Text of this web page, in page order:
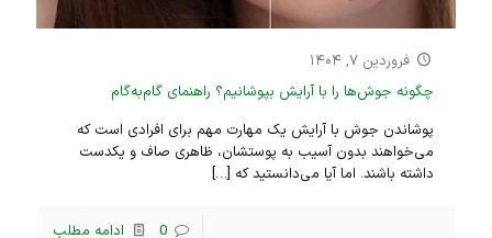
فروردین ۷, ۱۴۰۴
چگونه جوش‌ها را با آرایش بپوشانیم؟ راهنمای گام‌به‌گام
پوشاندن جوش با آرایش یک مهارت مهم برای افرادی است که
می‌خواهند بدون آسیب به پوستشان، ظاهری صاف و یکدست
داشته باشند. اما آیا می‌دانستید که […]
0 ادامه مطلب